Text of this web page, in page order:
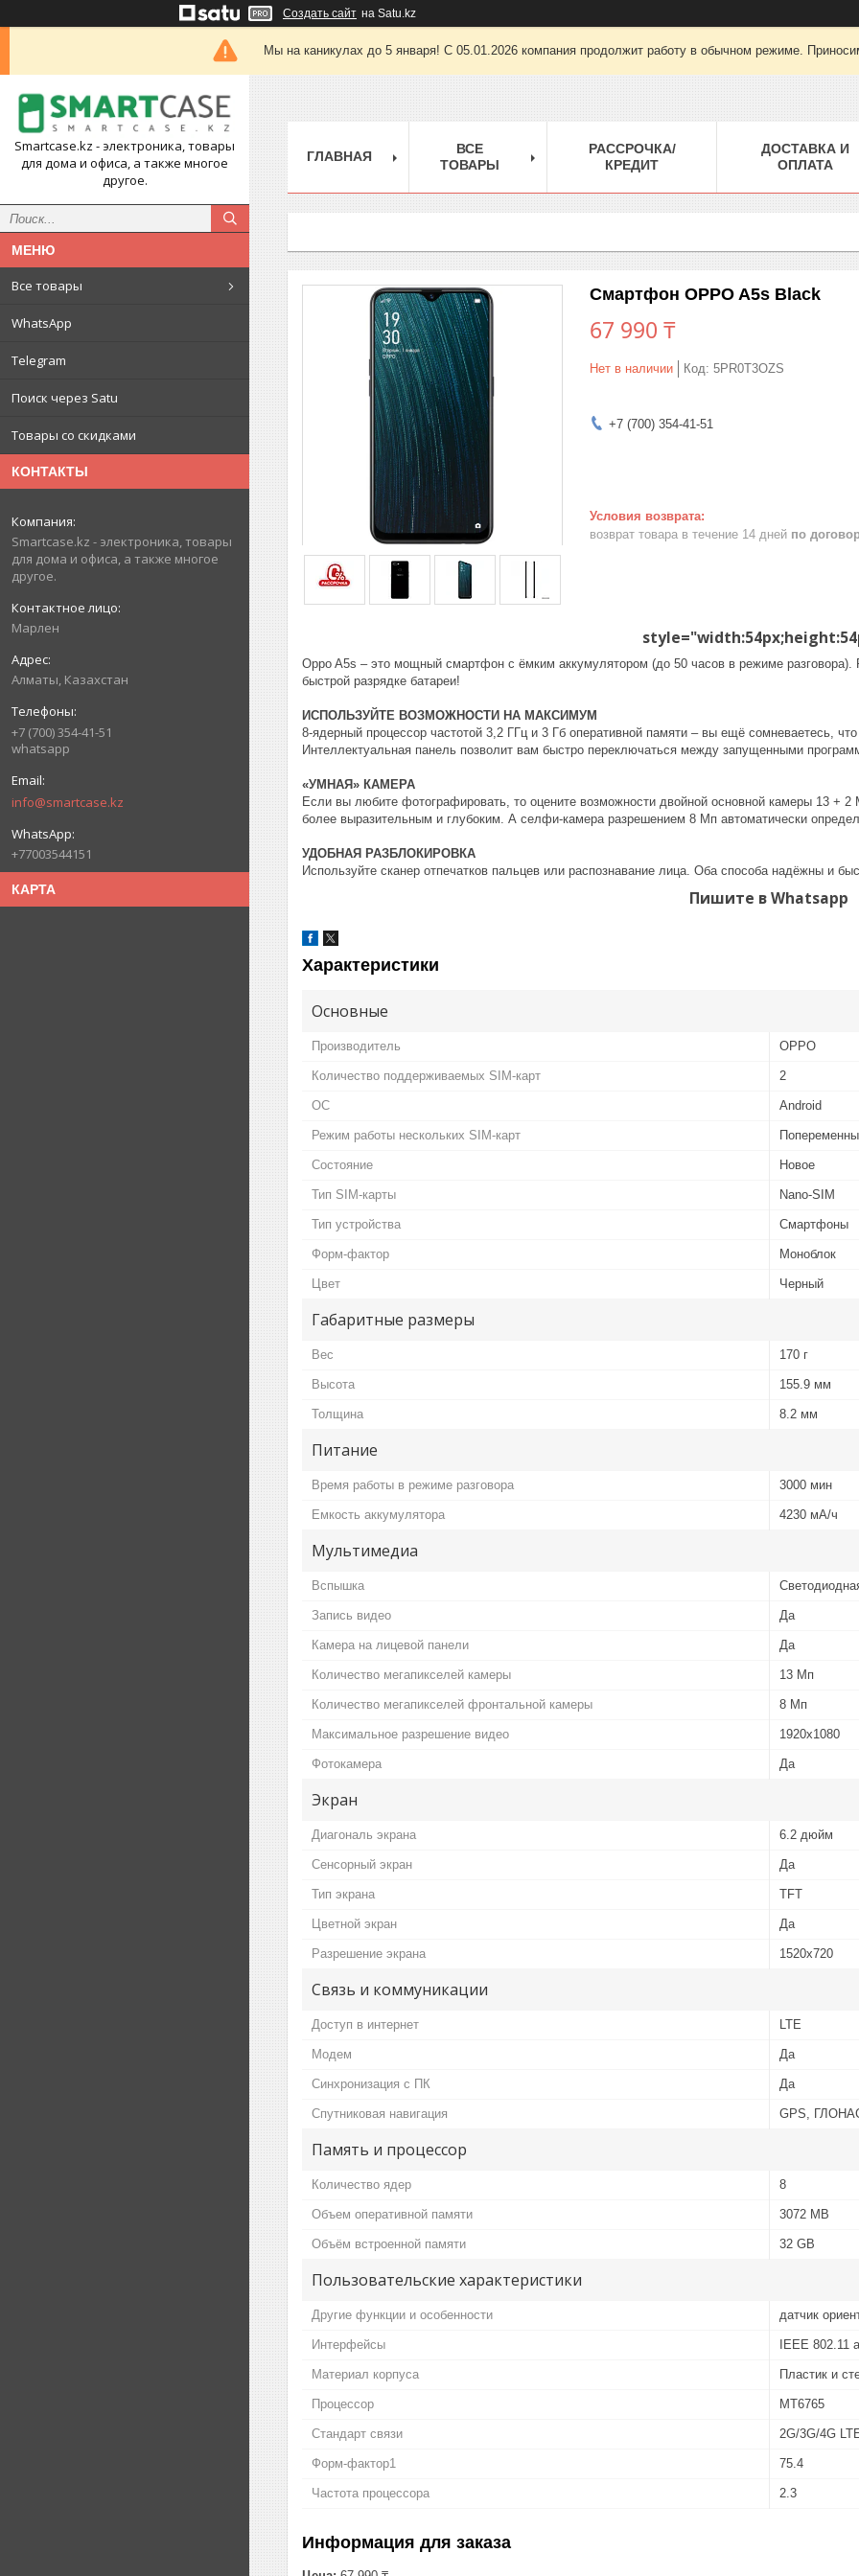
Создать сайт на Satu.kz
Мы на каникулах до 5 января! С 05.01.2026 компания продолжит работу в обычном режиме.
Smartcase.kz - электроника, товары
для дома и офиса, а также многое
другое.
Все товары
WhatsApp
Telegram
Поиск через Satu
Товары со скидками
КОНТАКТЫ
Smartcase.kz - электроника, товары
для дома и офиса, а также многое
другое.
Марлен
Алматы, Казахстан
+7 (700) 354-41-51
whatsapp
info@smartcase.kz
+77003544151
КАРТА
ГЛАВНАЯ
ВСЕ
ТОВАРЫ
РАССРОЧКА/
КРЕДИТ
ДОСТАВКА И
ОПЛАТА
Смартфон OPPO A5s Black
67 990 ₸
Нет в наличии Код: 5PR0T3OZS
+7 (700) 354-41-51
возврат товара в течение 14 дней по
Oppo A5s – это мощный смартфон с ёмким аккумулятором (до 50 часов в режиме разговора).
быстрой разрядке батареи!
ИСПОЛЬЗУЙТЕ ВОЗМОЖНОСТИ НА МАКСИМУМ
8-ядерный процессор частотой 3,2 ГГц и 3 Гб оперативной памяти – вы ещё сомневаетесь,
Интеллектуальная панель позволит вам быстро переключаться между запущенными
«УМНАЯ» КАМЕРА
Если вы любите фотографировать, то оцените возможности двойной основной камеры 13
более выразительным и глубоким. А селфи-камера разрешением 8 Мп автоматически
УДОБНАЯ РАЗБЛОКИРОВКА
Используйте сканер отпечатков пальцев или распознавание лица. Оба способа надёжны и
Пишите в Whatsapp
Характеристики
Основные
Производитель OPPO
Количество поддерживаемых SIM-карт 2
ОС Android
Режим работы нескольких SIM-карт
Состояние Новое
Тип SIM-карты Nano-SIM
Тип устройства Смартфоны
Форм-фактор Моноблок
Цвет Черный
Габаритные размеры
Вес 170 г
Высота 155.9 мм
Толщина 8.2 мм
Питание
Время работы в режиме разговора 3000 мин
Емкость аккумулятора 4230 мА/ч
Мультимедиа
Вспышка
Запись видео Да
Камера на лицевой панели Да
Количество мегапикселей камеры 13 Мп
Количество мегапикселей фронтальной камеры 8 Мп
Максимальное разрешение видео 1920x1080
Фотокамера Да
Экран
Диагональ экрана 6.2 дюйм
Сенсорный экран Да
Тип экрана TFT
Цветной экран Да
Разрешение экрана 1520х720
Связь и коммуникации
Доступ в интернет LTE
Модем Да
Синхронизация с ПК Да
Спутниковая навигация GPS,
Память и процессор
Количество ядер 8
Объем оперативной памяти 3072 MB
Объём встроенной памяти 32 GB
Пользовательские характеристики
Другие функции и особенности датчик
Интерфейсы IEEE 802.11
Материал корпуса Пластик и
Процессор MT6765
Стандарт связи 2G/3G/4G
Форм-фактор1 75.4
Частота процессора 2.3
Информация для заказа